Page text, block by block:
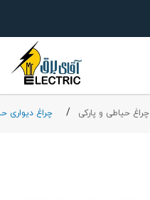
چراغ حیاطی و پارکی چراغ دیواری